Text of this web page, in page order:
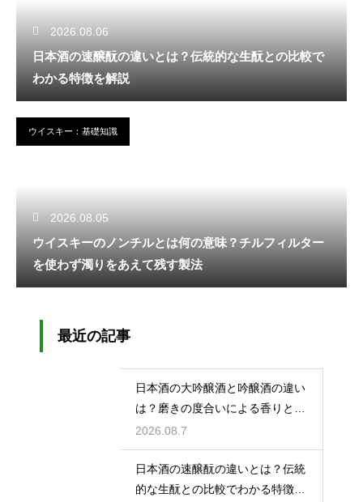
2026.08.06
日本酒の速醸酛の違いとは？伝統的な生酛との比較で
わかる特徴を解説
ウイスキー：基礎知識
2026.08.05
ウイスキーのノンチルとは何の意味？チルフィルター
を使わず濁りをあえて残す製法
最近の記事
日本酒の大吟醸酒と吟醸酒の違い
は？磨きの度合いによる香りと味
の差を解説
2026.08.7
日本酒の速醸酛の違いとは？伝統
的な生酛との比較でわかる特徴を